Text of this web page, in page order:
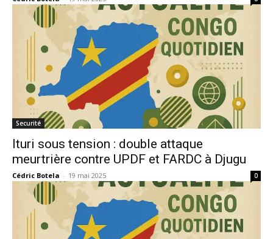
Securité
Ituri sous tension : double attaque
meurtrière contre UPDF et FARDC à Djugu
Cédric Botela - 19 mai 2025 0